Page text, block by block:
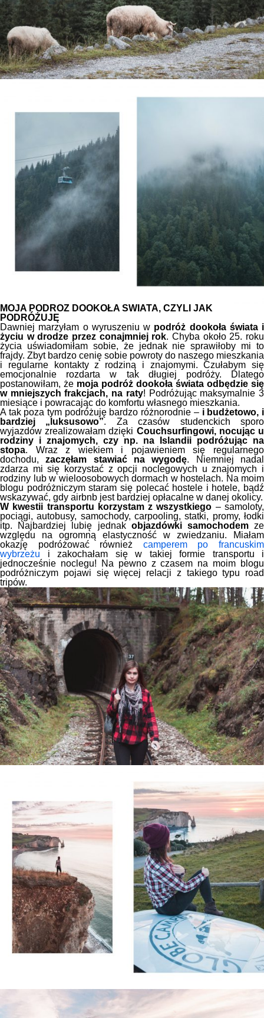
MOJA PODRÓŻ DOOKOŁA ŚWIATA, CZYLI JAK
PODRÓŻUJĘ
Dawniej marzyłam o wyruszeniu w podróż dookoła świata i
życiu w drodze przez conajmniej rok. Chyba około 25. roku
życia uświadomiłam sobie, że jednak nie sprawiłoby mi to
frajdy. Zbyt bardzo cenię sobie powroty do naszego mieszkania
i regularne kontakty z rodziną i znajomymi. Czułabym się
emocjonalnie rozdarta w tak długiej podróży. Dlatego
postanowiłam, że moja podróż dookoła świata odbędzie się
w mniejszych frakcjach, na raty! Podróżując maksymalnie 3
miesiące i powracając do komfortu własnego mieszkania.
A tak poza tym podróżuję bardzo różnorodnie – i budżetowo, i
bardziej „luksusowo”. Za czasów studenckich sporo
wyjazdów zrealizowałam dzięki Couchsurfingowi, nocując u
rodziny i znajomych, czy np. na Islandii podróżując na
stopa. Wraz z wiekiem i pojawieniem się regularnego
dochodu,zaczęłam stawiać na wygodę. Niemniej nadal
zdarza mi się korzystać z opcji noclegowych u znajomych i
rodziny lub w wieloosobowych dormach w hostelach. Na moim
blogu podróżniczym staram się polecać hostele i hotele, bądź
wskazywać, gdy airbnb jest bardziej opłacalne w danej okolicy.
W kwestii transportu korzystam z wszystkiego – samoloty,
pociągi, autobusy, samochody, carpooling, statki, promy, łodki
itp. Najbardziej lubię jednak objazdówki samochodemze
względu na ogromną elastyczność w zwiedzaniu. Miałam
okazję podróżować również camperem po francuskim
wybrzeżu i zakochałam się w takiej formie transportu i
jednocześnie noclegu! Na pewno z czasem na moim blogu
podróżniczym pojawi się więcej relacji z takiego typu road
tripów.